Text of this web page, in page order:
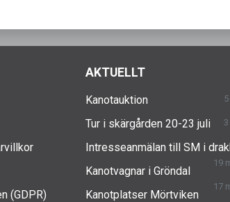
(GDPR)
AKTUELLT
Kanotauktion
Tur i skärgården 20-23 juli
Intresseanmälan till SM i
19
Kanotvagnar i Gröndal
17
Kanotplatser Mörtviken